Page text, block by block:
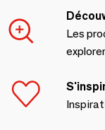
Les
explorer